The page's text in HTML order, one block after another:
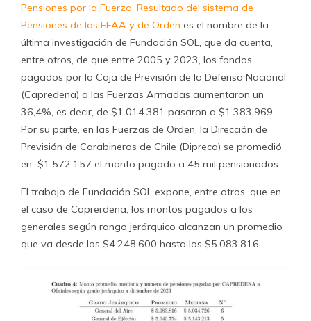
Pensiones por la Fuerza: Resultado del sistema de
Pensiones de las FFAA y de Orden es el nombre de la
última investigación de Fundación SOL, que da cuenta,
entre otros, de que entre 2005 y 2023, los fondos
pagados por la Caja de Previsión de la Defensa Nacional
(Capredena) a las Fuerzas Armadas aumentaron un
36,4%, es decir, de $1.014.381 pasaron a $1.383.969.
Por su parte, en las Fuerzas de Orden, la Dirección de
Previsión de Carabineros de Chile (Dipreca) se promedió
en $1.572.157 el monto pagado a 45 mil pensionados.
El trabajo de Fundación SOL expone, entre otros, que en
el caso de Caprerdena, los montos pagados a los
generales según rango jerárquico alcanzan un promedio
que va desde los $4.248.600 hasta los $5.083.816.